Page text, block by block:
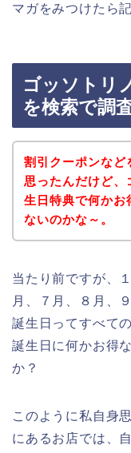
マガをみつけたら
ゴッソトリ
を検索で調
割引クーポンなど
思ったんだけど、
生日特典で何かお
ないのかな～。
当たり前ですが、
月、７月、８月、
誕生日ってすべて
誕生日に何かお得
か？
このように私自身
にあるお店では、